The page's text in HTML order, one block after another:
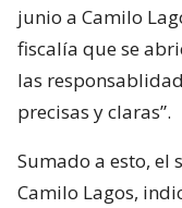
junio a Camilo
fiscalía que se
las
precisas y claras”.
Sumado a esto, el
Camilo Lagos,